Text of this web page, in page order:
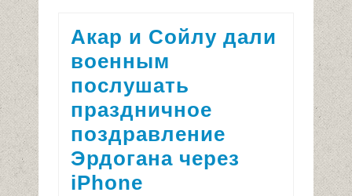
Акар и Сойлу дали
военным
послушать
праздничное
поздравление
Эрдогана через
iPhone